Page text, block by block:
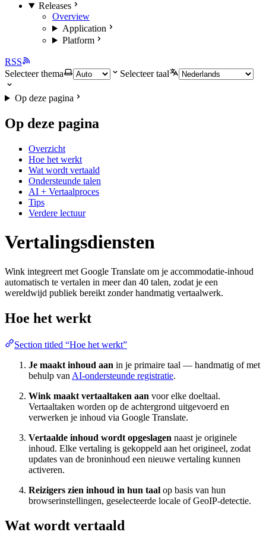
Releases
Overview
Application
Platform
RSS
Selecteer thema
Selecteer taal
Op deze pagina
Op deze pagina
Overzicht
Hoe het werkt
Wat wordt vertaald
Ondersteunde talen
AI + Vertaalproces
Tips
Verdere lectuur
Vertalingsdiensten
Wink integreert met Google Translate om je accommodatie-inhoud
automatisch te vertalen in meer dan 40 talen, zodat je een
wereldwijd publiek bereikt zonder handmatig vertaalwerk.
Hoe het werkt
Section titled “Hoe het werkt”
Je maakt inhoud aan in je primaire taal — handmatig of met
behulp van AI-ondersteunde registratie.
Wink maakt vertaaltaken aan voor elke doeltaal.
Vertaaltaken worden op de achtergrond uitgevoerd en
verwerken je inhoud via Google Translate.
Vertaalde inhoud wordt opgeslagen naast je originele
inhoud. Elke vertaling is gekoppeld aan het origineel, zodat
updates van de broninhoud een nieuwe vertaling kunnen
activeren.
Reizigers zien inhoud in hun taal op basis van hun
browserinstellingen, geselecteerde locale of GeoIP-detectie.
Wat wordt vertaald